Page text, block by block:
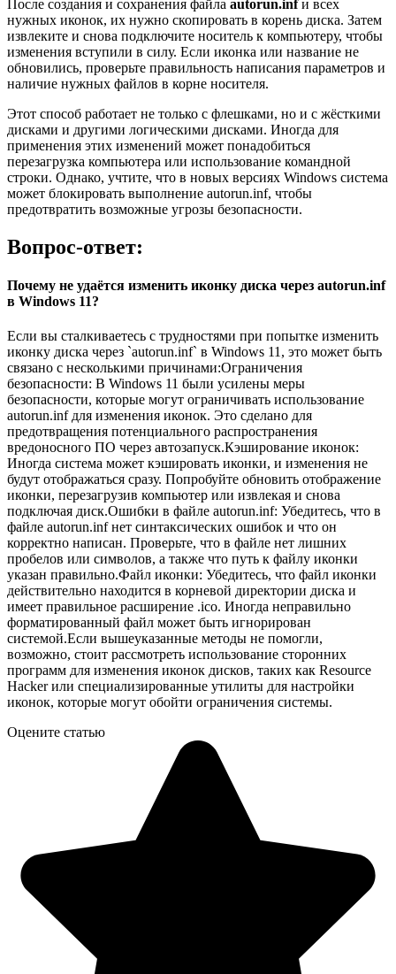
После создания и сохранения файла autorun.infи всех
нужных иконок, их нужно скопировать в корень диска. Затем
извлеките и снова подключите носитель к компьютеру, чтобы
изменения вступили в силу. Если иконка или название не
обновились, проверьте правильность написания параметров и
наличие нужных файлов в корне носителя.
Этот способ работает не только с флешками, но и с жёсткими
дисками и другими логическими дисками. Иногда для
применения этих изменений может понадобиться
перезагрузка компьютера или использование командной
строки. Однако, учтите, что в новых версиях Windows система
может блокировать выполнение autorun.inf, чтобы
предотвратить возможные угрозы безопасности.
Вопрос-ответ:
Почему не удаётся изменить иконку диска через autorun.inf
в Windows 11?
Если вы сталкиваетесь с трудностями при попытке изменить
иконку диска через `autorun.inf` в Windows 11, это может быть
связано с несколькими причинами:Ограничения
безопасности: В Windows 11 были усилены меры
безопасности, которые могут ограничивать использование
autorun.inf для изменения иконок. Это сделано для
предотвращения потенциального распространения
вредоносного ПО через автозапуск.Кэширование иконок:
Иногда система может кэшировать иконки, и изменения не
будут отображаться сразу. Попробуйте обновить отображение
иконки, перезагрузив компьютер или извлекая и снова
подключая диск.Ошибки в файле autorun.inf: Убедитесь, что в
файле autorun.inf нет синтаксических ошибок и что он
корректно написан. Проверьте, что в файле нет лишних
пробелов или символов, а также что путь к файлу иконки
указан правильно.Файл иконки: Убедитесь, что файл иконки
действительно находится в корневой директории диска и
имеет правильное расширение .ico. Иногда неправильно
форматированный файл может быть игнорирован
системой.Если вышеуказанные методы не помогли,
возможно, стоит рассмотреть использование сторонних
программ для изменения иконок дисков, таких как Resource
Hacker или специализированные утилиты для настройки
иконок, которые могут обойти ограничения системы.
Оцените статью